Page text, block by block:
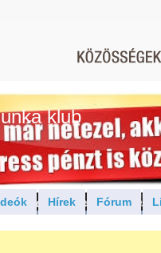
klub
Hírek Fórum